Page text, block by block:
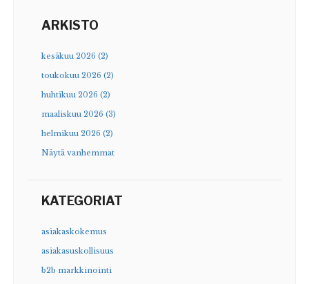
ARKISTO
kesäkuu 2026 (2)
toukokuu 2026 (2)
huhtikuu 2026 (2)
maaliskuu 2026 (3)
helmikuu 2026 (2)
Näytä vanhemmat
KATEGORIAT
asiakaskokemus
asiakasuskollisuus
b2b markkinointi